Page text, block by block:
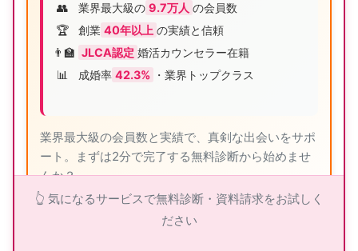
👥 業界最大級の 9.7万人 の会員数
🏆
創業 40年以上 の実績と信頼
👨‍🏫 JLCA認定 婚活カウンセラー在籍
📊
成婚率 42.3% ・業界トップクラス
業界最大級の会員数と実績で、真剣な出会いをサポ
ート。まずは2分で完了する無料診断から始めませ
んか？
ツヴァイの詳細を見る
👆 気になるサービスで無料診断・資料請求をお試しく
ださい